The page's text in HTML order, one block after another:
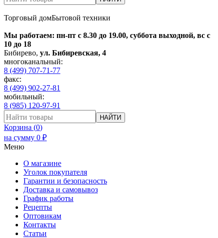
Торговый домБытовой техники
Мы работаем: пн-пт с 8.30 до 19.00, суббота выходной, вс с
10 до 18
Бибирево, ул. Бибиревская, 4
многоканальный:
8 (499) 707-71-77
факс:
8 (499) 902-27-81
мобильный:
8 (985) 120-97-91
НАЙТИ
Корзина (0)
на сумму 0 ₽
Меню
О магазине
Уголок покупателя
Гарантии и безопасность
Доставка и самовывоз
График работы
Рецепты
Оптовикам
Контакты
Статьи